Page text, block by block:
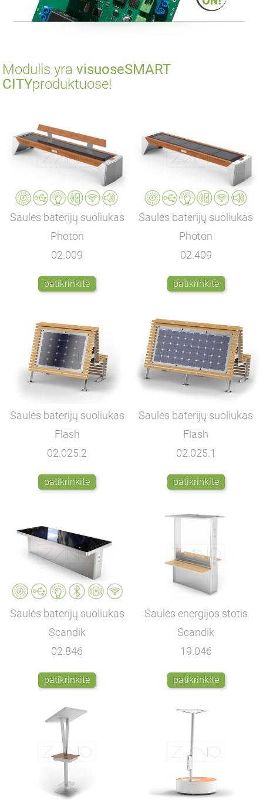
Modulis yravisuoseSMART
CITYproduktuose!
Saulės baterijų suoliukas
Photon
02.009
patikrinkite
Saulės baterijų suoliukas
Photon
02.409
patikrinkite
Saulės baterijų suoliukas
Flash
02.025.2
patikrinkite
Saulės baterijų suoliukas
Flash
02.025.1
patikrinkite
Saulės baterijų suoliukas
Scandik
02.846
patikrinkite
Saulės energijos stotis
Scandik
19.046
patikrinkite